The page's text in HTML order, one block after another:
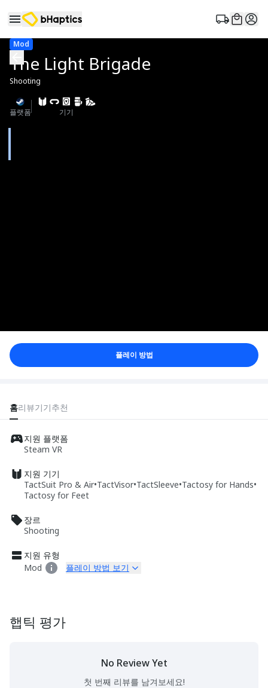
Mod
The Light Brigade
Shooting
플랫폼 기기
플레이 방법
홈리뷰기기추천
지원 플랫폼
Steam VR
지원 기기
TactSuit Pro & Air•TactVisor•TactSleeve•Tactosy for Hands•
Tactosy for Feet
장르
Shooting
지원 유형
Mod
플레이 방법 보기
햅틱 평가
No Review Yet
첫 번째 리뷰를 남겨보세요!